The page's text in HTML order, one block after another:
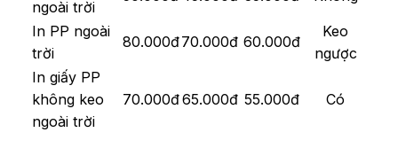
ngoài trời
In PP ngoài
trời
80.000đ70.000đ 60.000đ
Keo
ngược
In giấy PP
không keo
ngoài trời
70.000đ65.000đ 55.000đ Có